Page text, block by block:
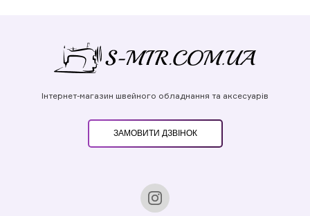
Інтернет-магазин швейного обладнання та аксесуарів
ЗАМОВИТИ ДЗВІНОК